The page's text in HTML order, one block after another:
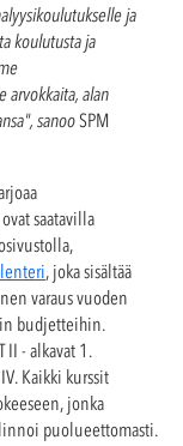
ja
koulutusta ja
arvokkaita, alan
sanooSPM
saatavilla
, joka sisältää
varaus vuoden
budjetteihin.
II - alkavat 1.
Kaikki kurssit
jonka
puolueettomasti.